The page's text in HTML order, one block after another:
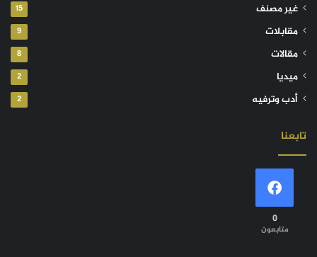
غير مصنف 15
مقابلات 9
مقالات 8
ميديا 2
أدب وترفيه 2
تابعنا
0
متابعون